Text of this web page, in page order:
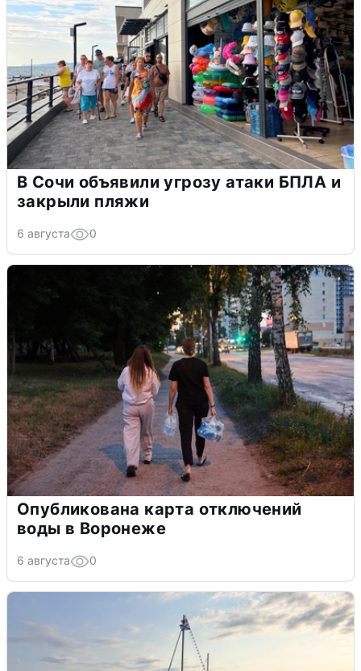
В Сочи объявили угрозу атаки БПЛА и
закрыли пляжи
6 августа 0
Опубликована карта отключений
воды в Воронеже
6 августа 0